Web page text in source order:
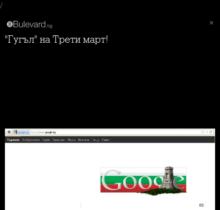
/
"Гугъл" на Трети март!